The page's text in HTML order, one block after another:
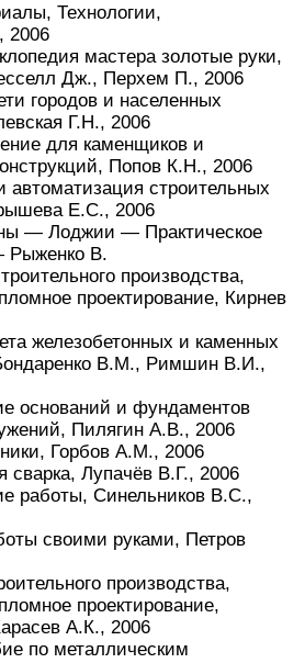
Технологии,
2006
мастера золотые руки,
Дж., Перхем П., 2006
городов и населенных
Г.Н., 2006
для каменщиков и
Попов К.Н., 2006
автоматизация строительных
Е.С., 2006
— Лоджии — Практическое
Рыженко В.
производства,
проектирование, Кирнев
железобетонных и каменных
В.М., Римшин В.И.,
оснований и фундаментов
Пилягин А.В., 2006
Горбов А.М., 2006
сварка, Лупачёв В.Г., 2006
работы, Синельников В.С.,
своими руками, Петров
производства,
проектирование,
А.К., 2006
по металлическим